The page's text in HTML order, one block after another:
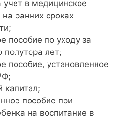
учет в медицинское
ранних сроках
пособие по уходу за
полутора лет;
пособие, установленное
капитал;
пособие при
на воспитание в